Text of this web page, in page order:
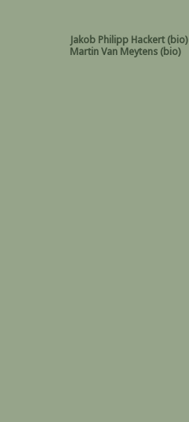
Jakob Philipp Hackert (bio)
Martin Van Meytens (bio)